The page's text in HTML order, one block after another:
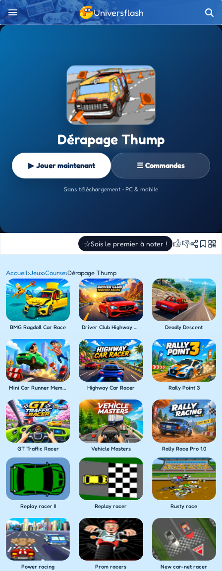
Universflash
Dérapage Thump
▶ Jouer maintenant ☰ Commandes
Sans téléchargement • PC & mobile
☆Sois le premier à noter ! 👍👎
Accueil›Jeux›Course›Dérapage Thump
BMG Ragdoll Car Race Driver Club Highway Racing Deadly Descent
Mini Car Runner Meme Games Highway Car Racer Rally Point 3
GT Traffic Racer Vehicle Masters Rally Race Pro 1.0
Replay racer II Replay racer Rusty race
Power racing Prom racers New car-net racer